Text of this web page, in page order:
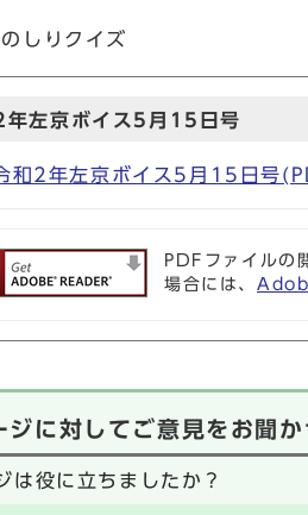
のしりクイズ
年左京ボイス5月15日号
和2年左京ボイス5月15日号
PDFファイルの
場合には、
ジに対してご意見をお聞
は役に立ちましたか？